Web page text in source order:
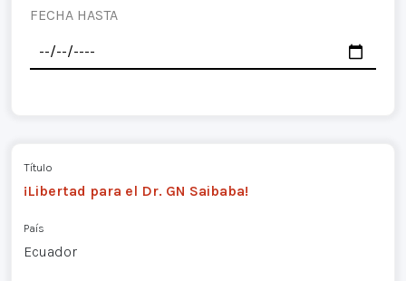
FECHA HASTA
Título
¡Libertad para el Dr. GN Saibaba!
País
Ecuador